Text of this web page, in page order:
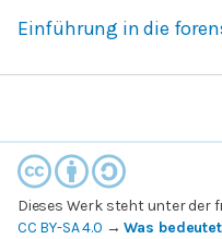
Einführung in die
Dieses Werk steht unter der
CC BY-SA 4.0 →Was